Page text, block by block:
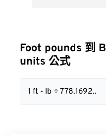
Foot pounds 到
units 公式
1 ft - lb ÷ 778.1692..